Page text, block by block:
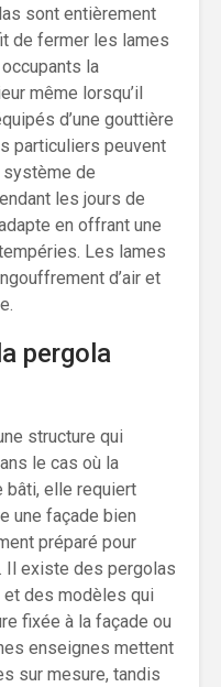
sont entièrement
de fermer les lames
la
même lorsqu’il
d’une gouttière
particuliers peuvent
système de
les jours de
en offrant une
Les lames
d’air et
pergola
structure qui
le cas où la
bâti, elle requiert
une façade bien
préparé pour
Il existe des pergolas
des modèles qui
fixée à la façade ou
enseignes mettent
sur mesure, tandis